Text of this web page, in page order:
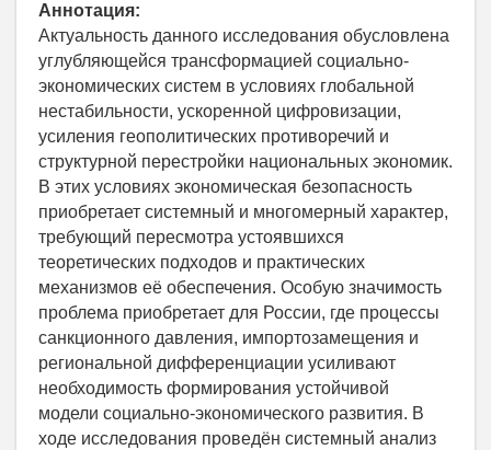
Аннотация:
Актуальность данного исследования обусловлена
углубляющейся трансформацией социально-
экономических систем в условиях глобальной
нестабильности, ускоренной цифровизации,
усиления геополитических противоречий и
структурной перестройки национальных экономик.
В этих условиях экономическая безопасность
приобретает системный и многомерный характер,
требующий пересмотра устоявшихся
теоретических подходов и практических
механизмов её обеспечения. Особую значимость
проблема приобретает для России, где процессы
санкционного давления, импортозамещения и
региональной дифференциации усиливают
необходимость формирования устойчивой
модели социально-экономического развития. В
ходе исследования проведён системный анализ